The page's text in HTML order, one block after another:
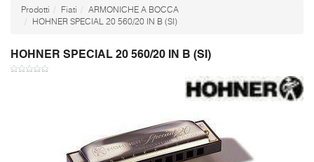
Prodotti Fiati
ARMONICHE A BOCCA
HOHNER SPECIAL 20 560/20 IN B (SI)
HOHNER SPECIAL 20 560/20 IN B (SI)